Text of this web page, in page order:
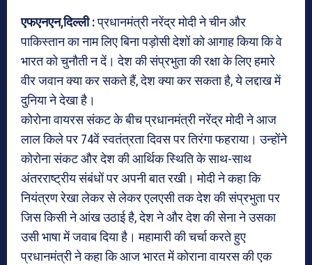
एफएनएन,दिल्ली :प्रधानमंत्री नरेंद्र मोदी ने चीन और
पाकिस्तान का नाम लिए बिना पड़ोसी देशों को आगाह किया कि वे
भारत को चुनौती न दें। देश की संप्रभुता की रक्षा के लिए हमारे
वीर जवान क्या कर सकते हैं, देश क्या कर सकता है, ये लद्दाख में
दुनिया ने देखा है।
कोरोना वायरस संकट के बीच प्रधानमंत्री नरेंद्र मोदी ने आज
लाल किले पर 74वें स्वतंत्रता दिवस पर तिरंगा फहराया। उन्होंने
कोरोना संकट और देश की आर्थिक स्थिति के साथ-साथ
अंतरराष्ट्रीय संबंधों पर अपनी बात रखी। मोदी ने कहा कि
नियंत्रण रेखा लेकर से लेकर एलएसी तक देश की संप्रभुता पर
जिस किसी ने आंख उठाई है, देश ने और देश की सेना ने उसका
उसी भाषा में जवाब दिया है। महामारी की चर्चा करते हुए
प्रधानमंत्री ने कहा कि आज भारत में कोराना वायरस की एक